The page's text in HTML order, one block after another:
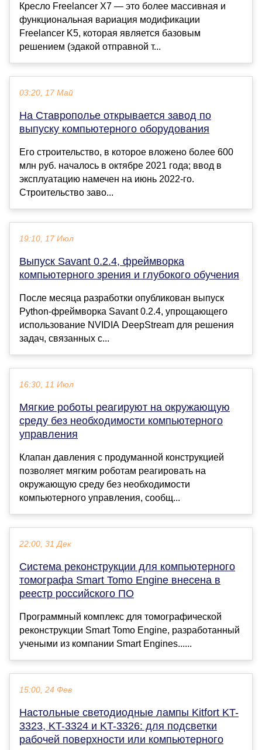
Кресло Freelancer X7 — это более массивная и
функциональная вариация модификации
Freelancer K5, которая является базовым
решением (эдакой отправной т...
03:20, 17 Май
На Ставрополье открывается завод по
выпуску компьютерного оборудования
Его строительство, в которое вложено более 600
млн руб. началось в октябре 2021 года; ввод в
эксплуатацию намечен на июнь 2022-го.
Строительство заво...
19:10, 17 Июл
Выпуск Savant 0.2.4, фреймворка
компьютерного зрения и глубокого обучения
После месяца разработки опубликован выпуск
Python-фреймворка Savant 0.2.4, упрощающего
использование NVIDIA DeepStream для решения
задач, связанных с...
16:30, 11 Июл
Мягкие роботы реагируют на окружающую
среду без необходимости компьютерного
управления
Клапан давления с продуманной конструкцией
позволяет мягким роботам реагировать на
окружающую среду без необходимости
компьютерного управления, сообщ...
22:00, 31 Дек
Система реконструкции для компьютерного
томографа Smart Tomo Engine внесена в
реестр российского ПО
Программный комплекс для томографической
реконструкции Smart Tomo Engine, разработанный
учеными из компании Smart Engines......
15:00, 24 Фев
Настольные светодиодные лампы Kitfort KT-
3323, KT-3324 и KT-3326: для подсветки
рабочей поверхности или компьютерного